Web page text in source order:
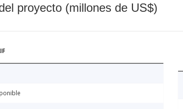
proyecto (millones de US$)